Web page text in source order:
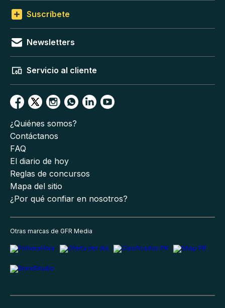
Suscríbete
Newsletters
Servicio al cliente
¿Quiénes somos?
Contáctanos
FAQ
El diario de hoy
Reglas de concursos
Mapa del sitio
¿Por qué confiar en nosotros?
Otras marcas de GFR Media